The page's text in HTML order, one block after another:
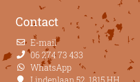
Contact
E-mail
06 274 73 433
WhatsApp